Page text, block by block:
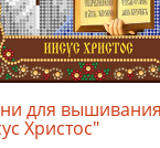
для
Христос"